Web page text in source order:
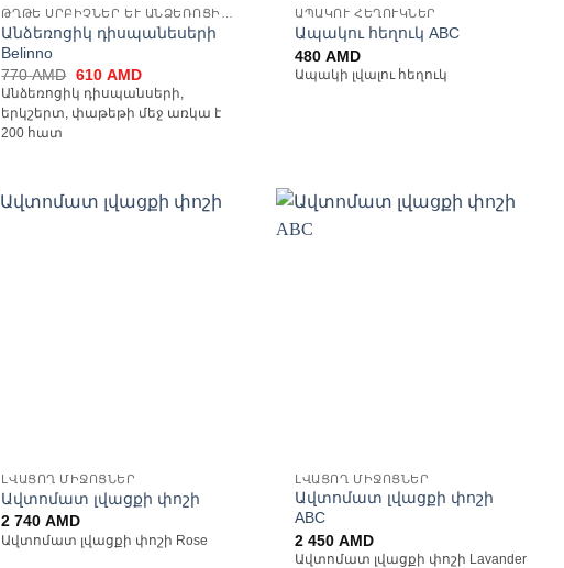
Անձեռոցիկ դիսպանեսերի
Belinno
770AMD Original
price
was:
770 AMD.
610 AMDCurrent
price
is:
610 AMD.
Անձեռոցիկ դիսպանսերի,
երկշերտ, փաթեթի մեջ առկա է
200 հատ
ԱՊԱԿՈՒ ՀԵՂՈՒԿՆԵՐ
Ապակու հեղուկ ABC
480AMD
Ապակի լվալու հեղուկ
ԼՎԱՑՈՂ ՄԻՋՈՑՆԵՐ
Ավտոմատ լվացքի փոշի
2 740AMD
Ավտոմատ լվացքի փոշի Rose
ԼՎԱՑՈՂ ՄԻՋՈՑՆԵՐ
Ավտոմատ լվացքի փոշի
ABC
2 450AMD
Ավտոմատ լվացքի փոշի Lavander